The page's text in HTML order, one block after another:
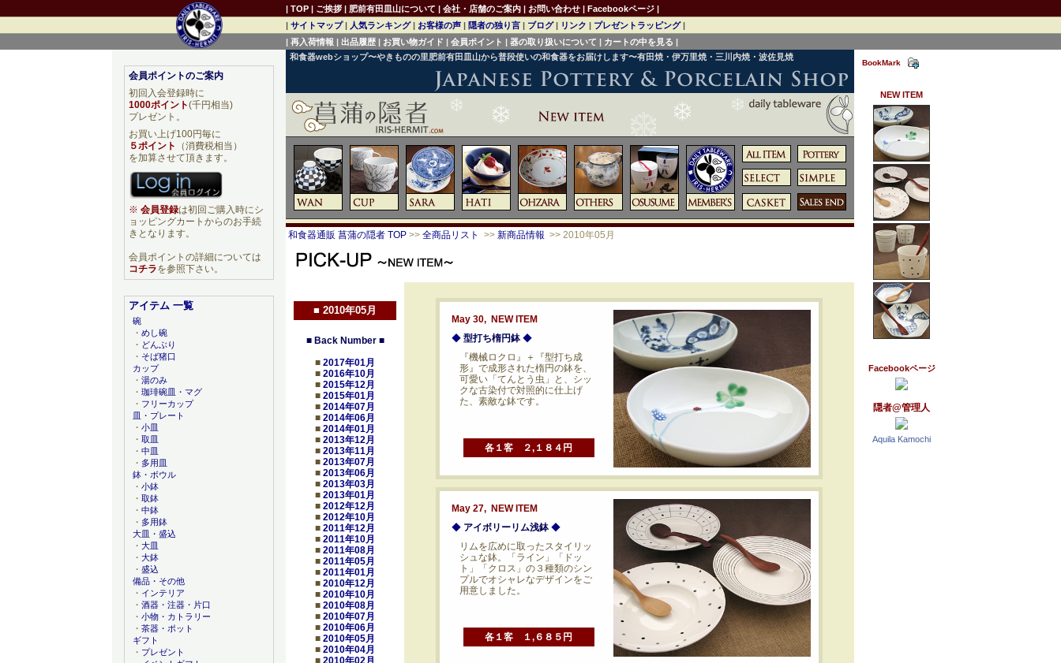
和食器webショップ〜やきものの里肥前有田皿山から普段使いの和食器をお届けします〜有田焼・伊万里焼・三川内焼・波佐見焼
和食器通販 菖蒲の隠者 TOP >> 全商品リスト >> 新商品情報 >> 2010年05月
May 30, NEW ITEM
◆ 型打ち楕円鉢◆
『機械ロクロ』＋『型打ち成
形』で成形された楕円の鉢を、
可愛い「てんとう虫」と、シッ
クな古染付で対照的に仕上げ
た、素敵な鉢です。
各１客 ２,１８４円
May 27, NEW ITEM
◆ アイボリーリム浅鉢◆
リムを広めに取ったスタイリッ
シュな鉢。「ライン」「ドッ
ト」「クロス」の３種類のシン
プルでオシャレなデザインをご
用意しました。
各１客 １,６８５円
■ 2010年05月
■ Back Number■
■ 2017年01月
■ 2016年10月
■ 2015年12月
■ 2015年01月
■ 2014年07月
■ 2014年06月
■ 2014年01月
■ 2013年12月
■ 2013年11月
■ 2013年07月
■ 2013年06月
■ 2013年03月
■ 2013年01月
■ 2012年12月
■ 2012年10月
■ 2011年12月
■ 2011年10月
■ 2011年08月
■ 2011年05月
■ 2011年01月
■ 2010年12月
■ 2010年10月
■ 2010年08月
■ 2010年07月
■ 2010年06月
■ 2010年05月
■ 2010年04月
■ 2010年02月
BookMark
NEW ITEM
Facebookページ
隠者@管理人
Aquila Kamochi
会員ポイントのご案内
初回入会登録時に
1000ポイント(千円相当)
プレゼント。
お買い上げ100円毎に
５ポイント
（消費税相当）
を加算させて頂きます。
※ 会員登録は初回ご購入時にシ
ョッピングカートからのお手続
きとなります。
会員ポイントの詳細については
コチラを参照下さい。
アイテム 一覧
碗
・ めし碗
・ どんぶり
・ そば猪口
カップ
・ 湯のみ
・ 珈琲碗皿・マグ
・ フリーカップ
皿・プレート
・ 小皿
・ 取皿
・ 中皿
・ 多用皿
鉢・ボウル
・ 小鉢
・ 取鉢
・ 中鉢
・ 多用鉢
大皿・盛込
・ 大皿
・ 大鉢
・ 盛込
備品・その他
・ インテリア
・ 酒器・注器・片口
・ 小物・カトラリー
・ 茶器・ポット
ギフト
・ プレゼント
| TOP | ご挨拶 | 肥前有田皿山について | 会社・店舗のご案内 | お問い合わせ | Facebookページ |
| サイトマップ| 人気ランキング| お客様の声 | 隠者の独り言 | ブログ| リンク | プレゼントラッピング|
| 再入荷情報 | 出品履歴 | お買い物ガイド | 会員ポイント | 器の取り扱いについて | カートの中を見る |